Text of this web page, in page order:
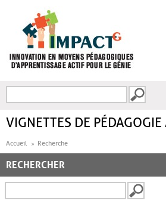
FORMULAIRE DE
VIGNETTES DE PÉDAGOGIE
Accueil Recherche
RECHERCHER